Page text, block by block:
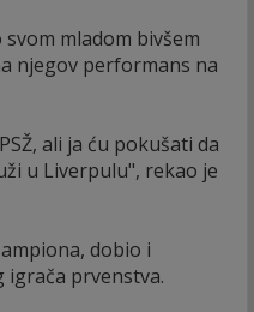
mladom bivšem
njegov performans na
ali ja ću pokušati da
u Liverpulu", rekao je
dobio i
igrača prvenstva.